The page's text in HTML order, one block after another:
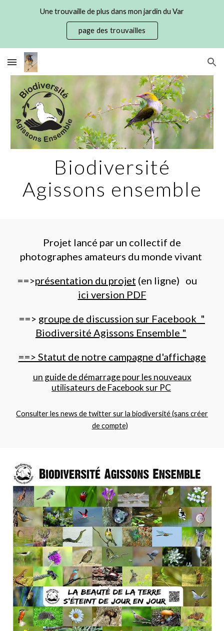
Une trouvaille de plus dans mon jardin du Var
page des trouvailles
Biodiversité
Agissons ensemble
Projet lancé par un collectif de
photographes amateurs du monde vivant
==>présentation du projet (en ligne) ou
ici version PDF
==> groupe de discussion sur Facebook "
Biodiversité Agissons Ensemble "
==> Statut de notre campagne d'affichage
un guide de démarrage pour les nouveaux
utilisateurs de Facebook sur PC
Consulter les news de twitter sur la biodiversité (sans créer
de compte)